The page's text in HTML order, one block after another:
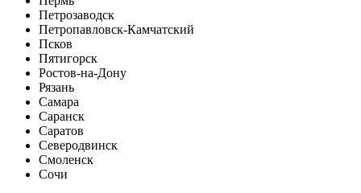
Петрозаводск
Петропавловск-Камчатский
Псков
Пятигорск
Ростов-на-Дону
Рязань
Самара
Саранск
Саратов
Северодвинск
Смоленск
Сочи